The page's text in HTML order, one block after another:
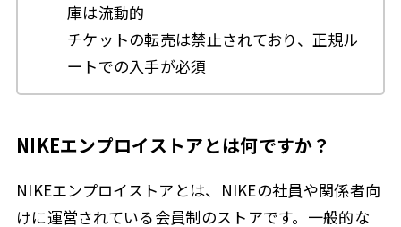
庫は流動的
チケットの転売は禁止されており、正規ル
ートでの入手が必須
NIKEエンプロイストアとは何ですか？
NIKEエンプロイストアとは、NIKEの社員や関係者向
けに運営されている会員制のストアです。一般的な